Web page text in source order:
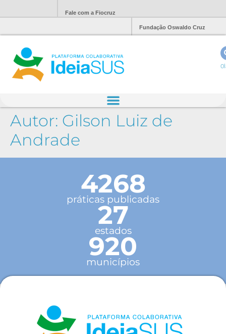
Fale com a Fiocruz
Fundação Oswaldo Cruz
Autor: Gilson Luiz de
Andrade
4268
práticas publicadas
27
estados
920
municípios